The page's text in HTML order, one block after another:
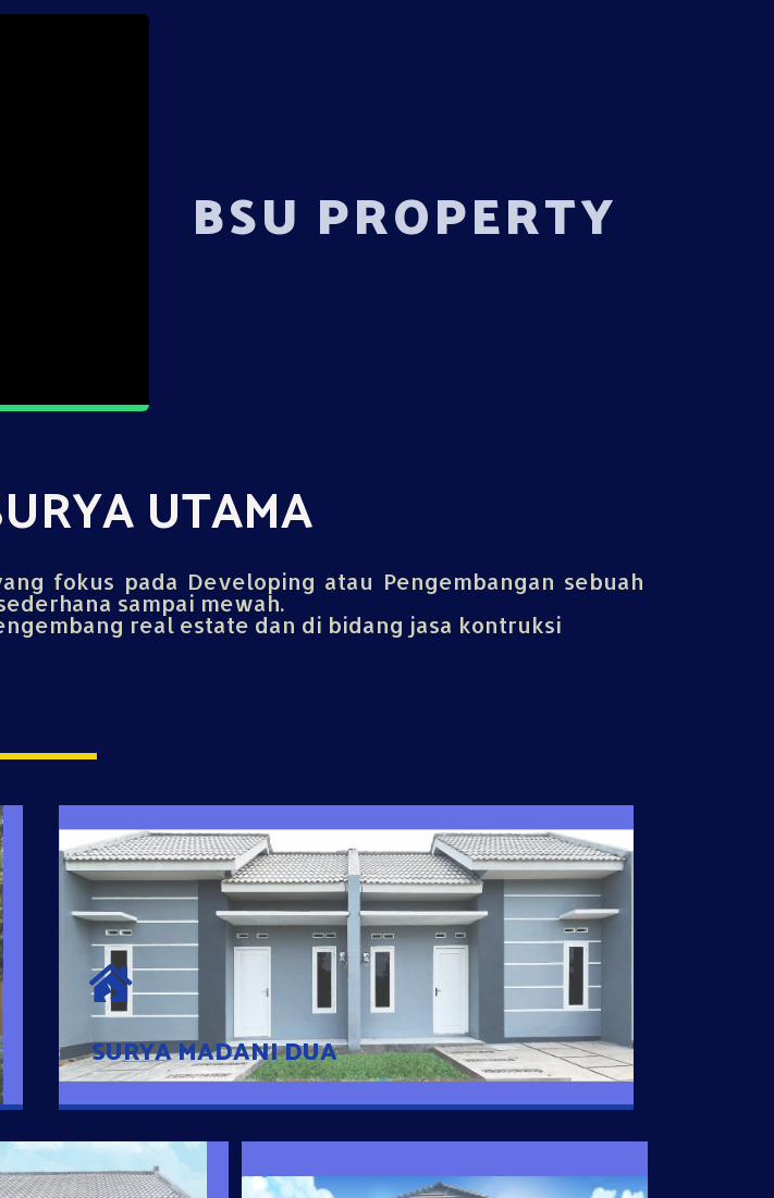
BSU PROPERTY
UTAMA
fokus pada Developing atau Pengembangan sebuah
sampai mewah.
real estate dan di bidang jasa kontruksi
SURYA MADANI DUA
SURYA MADANI DUA
Satu-satunya Hunian nyaman dengan harga subsidi hanya 100
jutaan dengan lokasi strategis di Tuban